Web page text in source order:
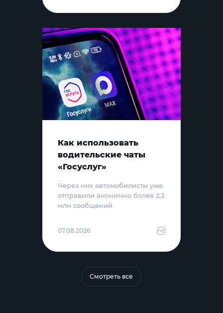
Как использовать
водительские чаты
«Госуслуг»
Через них автомобилисты уже
отправили анонимно более 2,3
млн сообщений
07.08.2026
Смотреть все